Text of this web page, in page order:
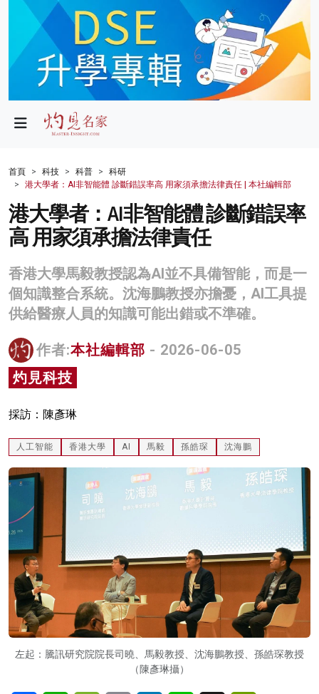
政局
財經
生活
健康
商業
科技
影片
名家榜
灼見活動
首頁 科技 科普
科研
港大學者：AI非智能體 診斷錯誤率高 用家須承擔法律責任 | 本社編輯部
港大學者：AI非智能體 診斷錯誤率
高 用家須承擔法律責任
香港⼤學馬毅教授認為AI並不具備智能，而是一
個知識整合系統。沈海鵬教授亦擔憂，AI工具提
供給醫療人員的知識可能出錯或不準確。
作者:本社編輯部 - 2026-06-05
灼見科技
採訪：陳彥琳
人工智能 香港大學 AI 馬毅 孫皓琛 沈海鵬
左起：騰訊研究院院長司曉、馬毅教授、沈海鵬教授、孫皓琛教授
（陳彥琳攝）